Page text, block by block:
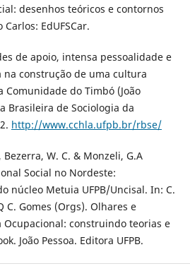
desenhos teóricos e contornos
EdUFSCar.
de apoio, intensa pessoalidade e
construção de uma cultura
do Timbó (João
Brasileira de Sociologia da
http://www.cchla.ufpb.br/rbse/
Bezerra, W. C. & Monzeli, G.A
Social no Nordeste:
núcleo Metuia UFPB/Uncisal. In: C.
C. Gomes (Orgs). Olhares e
Ocupacional: construindo teorias e
João Pessoa. Editora UFPB.